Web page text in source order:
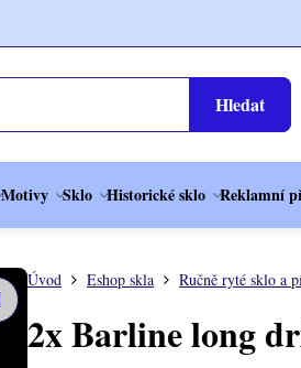
Hledat
Motivy Sklo Historické sklo Reklamní
Úvod Eshop skla Ručně ryté sklo a
2x Barline long